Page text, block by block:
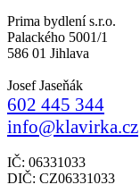
Prima bydlení s.r.o.
Palackého 5001/1
586 01 Jihlava
Josef Jaseňák
602 445 344
info@klavirka.cz
IČ: 06331033
DIČ: CZ06331033